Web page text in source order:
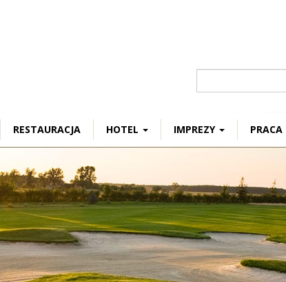
RESTAURACJA HOTEL IMPREZY PRACA